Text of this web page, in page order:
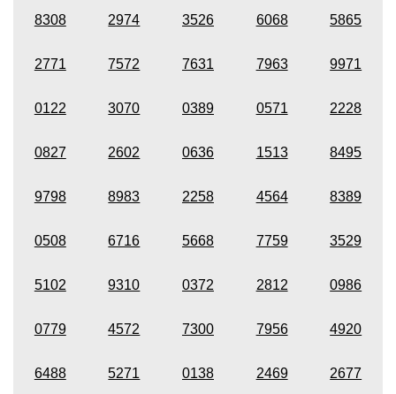
8308 2974 3526 6068 5865
2771 7572 7631 7963 9971
0122 3070 0389 0571 2228
0827 2602 0636 1513 8495
9798 8983 2258 4564 8389
0508 6716 5668 7759 3529
5102 9310 0372 2812 0986
0779 4572 7300 7956 4920
6488 5271 0138 2469 2677